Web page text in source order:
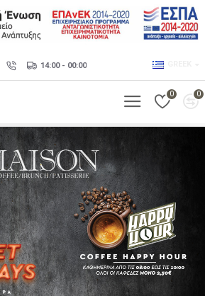
14:00 - 00:00
0 0